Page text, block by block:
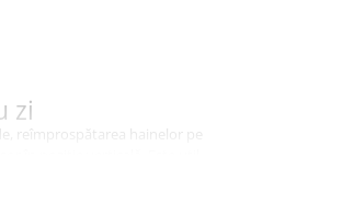
zi
reîmprospătarea hainelor pe
cu aburul.